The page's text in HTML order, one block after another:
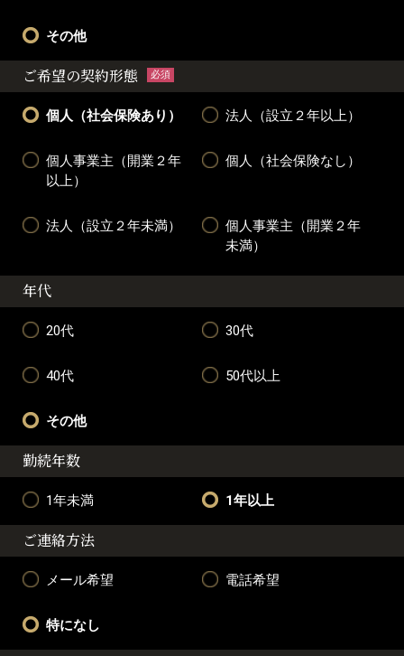
その他
ご希望の契約形態 必須
個人（社会保険あり） 法人（設立２年以上）
個人事業主（開業２年
以上）
個人（社会保険なし）
法人（設立２年未満）
個人事業主（開業２年
未満）
年代
20代 30代
40代 50代以上
その他
勤続年数
1年未満 1年以上
ご連絡方法
メール希望 電話希望
特になし